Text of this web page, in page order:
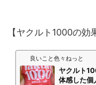
【ヤクルト1000の効
良いこと色々ねっと
ヤクルト
体感した個